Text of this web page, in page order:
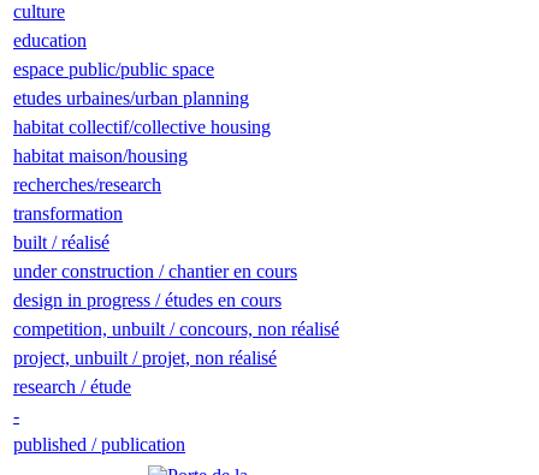
culture
education
espace public/public space
etudes urbaines/urban planning
habitat collectif/collective housing
habitat maison/housing
recherches/research
transformation
built / réalisé
under construction / chantier en cours
design in progress / études en cours
competition, unbuilt / concours, non réalisé
project, unbuilt / projet, non réalisé
research / étude
-
published / publication